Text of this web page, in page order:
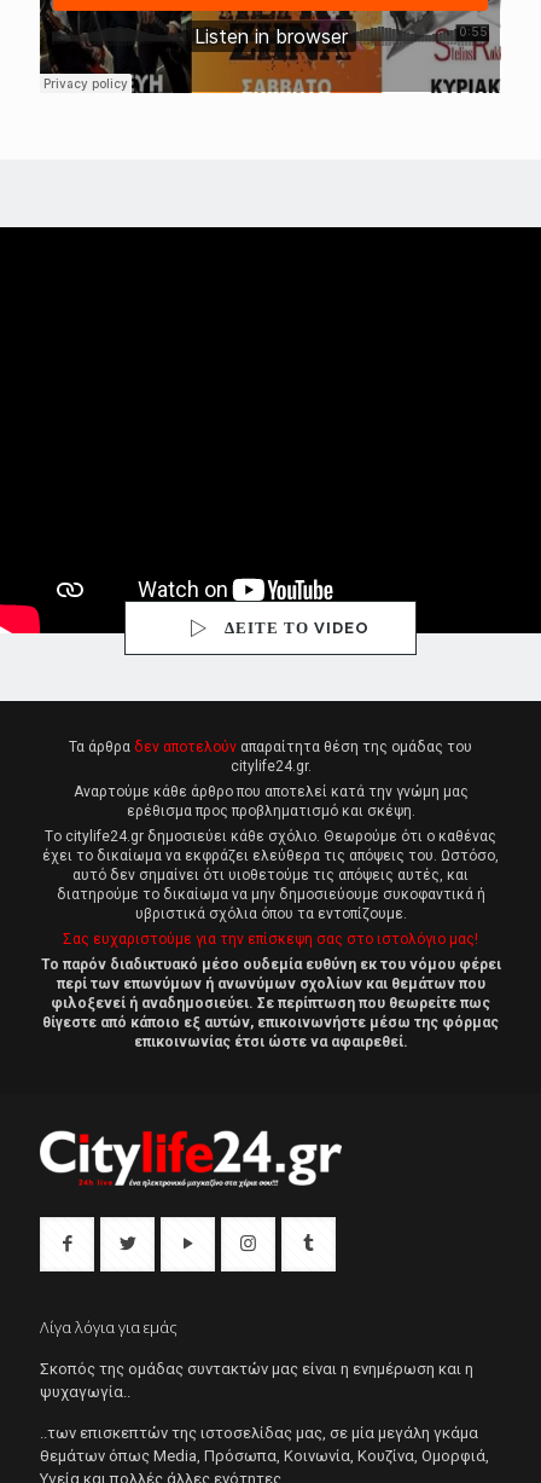
ΔΕΙΤΕ ΤΟ VIDEO
Τα άρθρα δεν αποτελούν απαραίτητα θέση της ομάδας του
citylife24.gr.
Αναρτούμε κάθε άρθρο που αποτελεί κατά την γνώμη μας
ερέθισμα προς προβληματισμό και σκέψη.
Tο citylife24.gr δημοσιεύει κάθε σχόλιο. Θεωρούμε ότι ο καθένας
έχει το δικαίωμα να εκφράζει ελεύθερα τις απόψεις του. Ωστόσο,
αυτό δεν σημαίνει ότι υιοθετούμε τις απόψεις αυτές, και
διατηρούμε το δικαίωμα να μην δημοσιεύουμε συκοφαντικά ή
υβριστικά σχόλια όπου τα εντοπίζουμε.
Σας ευχαριστούμε για την επίσκεψη σας στο ιστολόγιο μας!
Το παρόν διαδικτυακό μέσο ουδεμία ευθύνη εκ του νόμου φέρει
περί των επωνύμων ή ανωνύμων σχολίων και θεμάτων που
φιλοξενεί ή αναδημοσιεύει. Σε περίπτωση που θεωρείτε πως
θίγεστε από κάποιο εξ αυτών, επικοινωνήστε μέσω της φόρμας
επικοινωνίας έτσι ώστε να αφαιρεθεί.
Λίγα λόγια για εμάς
Σκοπός της ομάδας συντακτών μας είναι η ενημέρωση και η
ψυχαγωγία..
..των επισκεπτών της ιστοσελίδας μας, σε μία μεγάλη γκάμα
θεμάτων όπως Μedia, Πρόσωπα, Κοινωνία, Κουζίνα, Ομορφιά,
Υγεία και πολλές άλλες ενότητες.